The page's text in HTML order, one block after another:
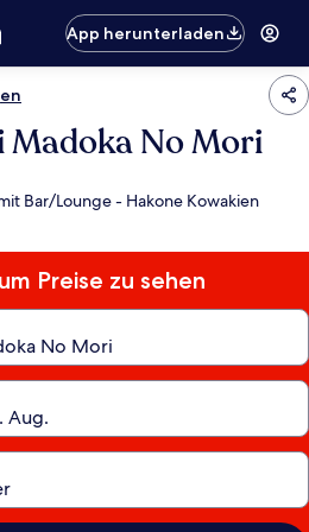
App herunterladen
Madoka No Mori
Bar/Lounge - Hakone Kowakien
Preise zu sehen